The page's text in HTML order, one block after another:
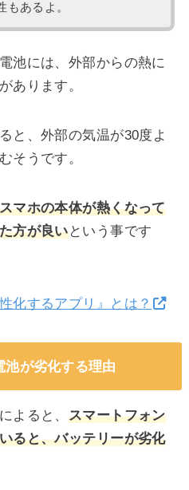
もあるよ。
池には、外部からの熱に
あります。
と、外部の気温が30度よ
そうです。
マホの本体が熱くなって
方が良いという事です
化するアプリ』とは？
が劣化する理由
よると、 スマートフォン
ると、バッテリーが劣化